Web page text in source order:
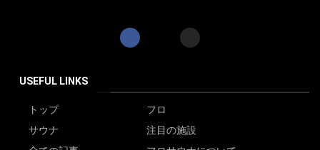
USEFUL LINKS
トップ
フロ
サウナ
注目の施設